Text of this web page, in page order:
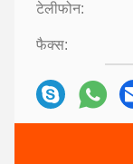
टेलीफोन:
फैक्स: